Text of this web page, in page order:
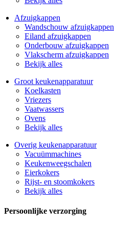
Afzuigkappen
Wandschouw afzuigkappen
Eiland afzuigkappen
Onderbouw afzuigkappen
Vlakscherm afzuigkappen
Bekijk alles
Groot keukenapparatuur
Koelkasten
Vriezers
Vaatwassers
Ovens
Bekijk alles
Overig keukenapparatuur
Vacuümmachines
Keukenweegschalen
Eierkokers
Rijst- en stoomkokers
Bekijk alles
Persoonlijke verzorging